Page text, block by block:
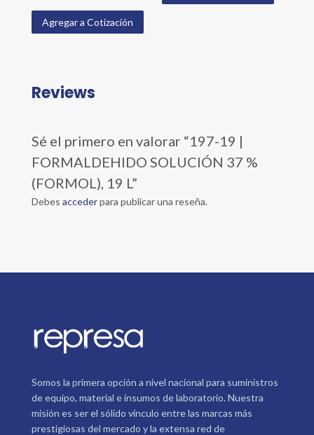
Agregar a Cotización
Reviews
Sé el primero en valorar “197-19 |
FORMALDEHIDO SOLUCIÓN 37 %
(FORMOL), 19 L”
Debes accederpara publicar una reseña.
Somos la primera opción a nivel nacional para suministros
de equipo, material e insumos de laboratorio. Nuestra
misión es ser el sólido vínculo entre las marcas más
prestigiosas del mercado y la extensa red de